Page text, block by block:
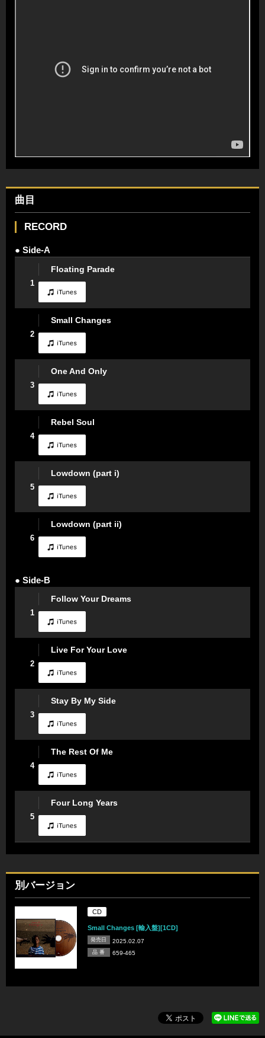
曲目
RECORD
● Side-A
1
Floating Parade
2
Small Changes
3
One And Only
4
Rebel Soul
5
Lowdown (part i)
6
Lowdown (part ii)
● Side-B
1
Follow Your Dreams
2
Live For Your Love
3
Stay By My Side
4
The Rest Of Me
5
Four Long Years
別バージョン
CD
Small Changes [輸入盤][1CD]
発売日 2025.02.07
品 番 659-465